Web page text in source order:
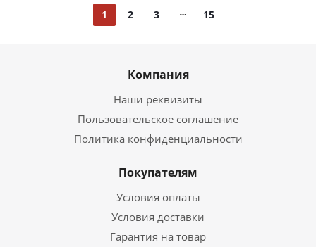
1 2 3 15
Компания
Наши реквизиты
Пользовательское соглашение
Политика конфиденциальности
Покупателям
Условия оплаты
Условия доставки
Гарантия на товар